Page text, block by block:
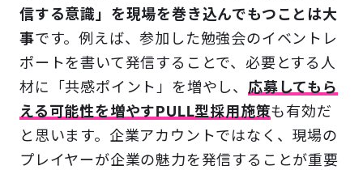
信する意識」を現場を巻き込んでもつことは大
事です。例えば、参加した勉強会のイベントレ
ポートを書いて発信することで、必要とする人
材に「共感ポイント」を増やし、 応募してもら
える可能性を増やすPULL型採用施策も有効だ
と思います。企業アカウントではなく、現場の
プレイヤーが企業の魅力を発信することが重要